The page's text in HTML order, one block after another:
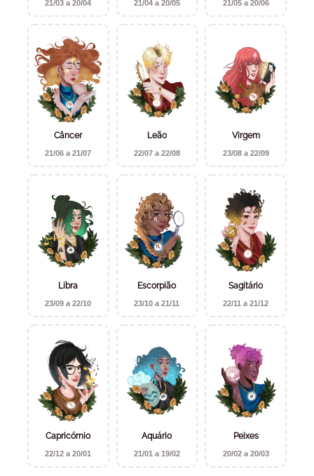
21/03 a 20/04 21/04 a 20/05 21/05 a 20/06
Câncer
21/06 a 21/07
Leão
22/07 a 22/08
Virgem
23/08 a 22/09
Libra
23/09 a 22/10
Escorpião
23/10 a 21/11
Sagitário
22/11 a 21/12
Capricórnio
22/12 a 20/01
Aquário
21/01 a 19/02
Peixes
20/02 a 20/03